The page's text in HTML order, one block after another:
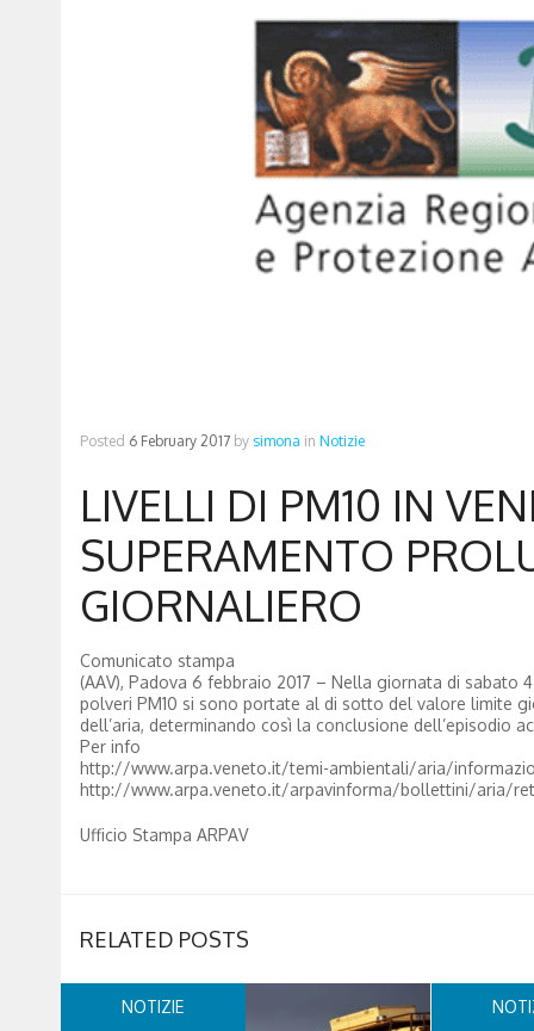
Posted 6 February 2017 by simona in Notizie
LIVELLI DI PM10 IN
SUPERAMENTO
GIORNALIERO
Comunicato stampa
(AAV), Padova 6 febbraio 2017 – Nella giornata di
polveri PM10 si sono portate al di sotto del valore limite
dell’aria, determinando così la conclusione dell’episodio
Per info
http://www.arpa.veneto.it/temi-ambientali/aria/
http://www.arpa.veneto.it/arpavinforma/bollettini/aria/
Ufficio Stampa ARPAV
RELATED POSTS
NOTIZIE